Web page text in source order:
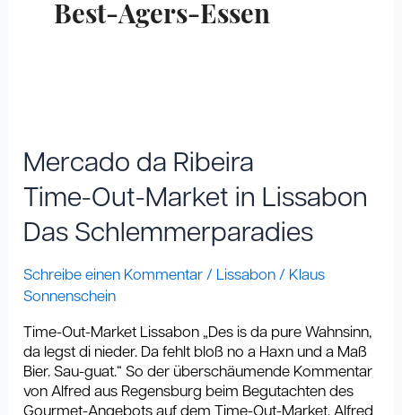
Best-Agers-Essen
Mercado da Ribeira
Time-Out-Market in Lissabon
Das Schlemmerparadies
Schreibe einen Kommentar / Lissabon / Klaus
Sonnenschein
Time-Out-Market Lissabon „Des is da pure Wahnsinn,
da legst di nieder. Da fehlt bloß no a Haxn und a Maß
Bier. Sau-guat.“ So der überschäumende Kommentar
von Alfred aus Regensburg beim Begutachten des
Gourmet-Angebots auf dem Time-Out-Market. Alfred
Ribeira
Time-
Out-
Das
Schlemmerparadies